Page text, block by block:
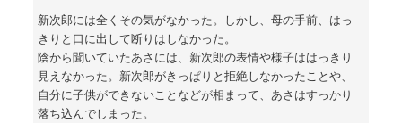
新次郎には全くその気がなかった。しかし、母の手前、はっ
きりと口に出して断りはしなかった。
陰から聞いていたあさには、新次郎の表情や様子ははっきり
見えなかった。新次郎がきっぱりと拒絶しなかったことや、
自分に子供ができないことなどが相まって、あさはすっかり
落ち込んでしまった。